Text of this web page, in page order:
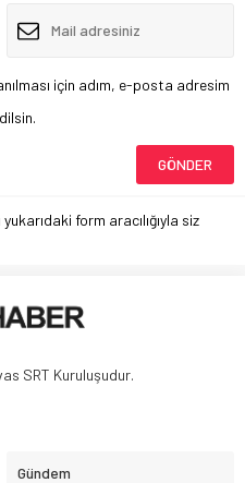
için adım, e-posta adresim
form aracılığıyla siz
SRT Kuruluşudur.
Gündem